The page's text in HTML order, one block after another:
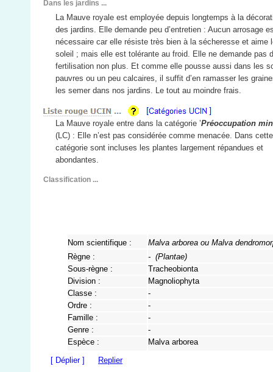
Dans les jardins ...
La Mauve royale est employée depuis longtemps à la
des jardins. Elle demande peu d’entretien : Aucun arrosage
nécessaire car elle résiste très bien à la sécheresse et aime
soleil ; mais elle est tolérante au froid. Elle ne demande pas
fertilisation non plus. Et comme elle pousse aussi dans les
pauvres ou un peu calcaires, il suffit d’en ramasser les
les semer dans nos jardins. Le tout au moindre frais.
La Mauve royale entre dans la catégorie ’Préoccupation
(LC) : Elle n’est pas considérée comme menacée. Dans cette
catégorie sont incluses les plantes largement répandues et
abondantes.
Classification ...
Nom scientifique :
Malva arborea ou Malva
Règne :
- (Plantae)
Sous-règne :
Tracheobionta
Division :
Magnoliophyta
Classe :
-
Ordre :
-
Famille :
-
Genre :
-
Espèce :
Malva arborea
[ Déplier ]
Replier